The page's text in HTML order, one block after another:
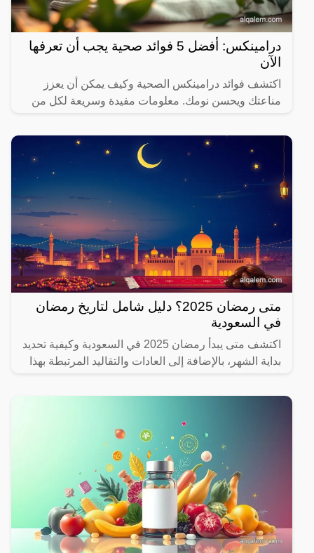
درامينكس: أفضل 5 فوائد صحية يجب أن تعرفها
الآن
اكتشف فوائد درامينكس الصحية وكيف يمكن أن يعزز
مناعتك ويحسن نومك. معلومات مفيدة وسريعة لكل من
متى رمضان 2025؟ دليل شامل لتاريخ رمضان
في السعودية
اكتشف متى يبدأ رمضان 2025 في السعودية وكيفية تحديد
بداية الشهر، بالإضافة إلى العادات والتقاليد المرتبطة بهذا